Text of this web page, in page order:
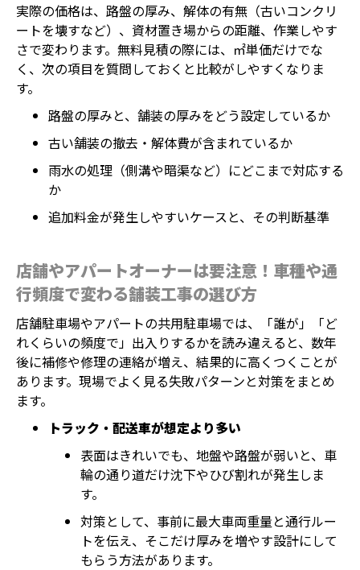
実際の価格は、路盤の厚み、解体の有無（古いコンクリ
ートを壊すなど）、資材置き場からの距離、作業しやす
さで変わります。無料見積の際には、㎡単価だけでな
く、次の項目を質問しておくと比較がしやすくなりま
す。
路盤の厚みと、舗装の厚みをどう設定しているか
古い舗装の撤去・解体費が含まれているか
雨水の処理（側溝や暗渠など）にどこまで対応する
か
追加料金が発生しやすいケースと、その判断基準
店舗やアパートオーナーは要注意！車種や通
行頻度で変わる舗装工事の選び方
店舗駐車場やアパートの共用駐車場では、「誰が」「ど
れくらいの頻度で」出入りするかを読み違えると、数年
後に補修や修理の連絡が増え、結果的に高くつくことが
あります。現場でよく見る失敗パターンと対策をまとめ
ます。
トラック・配送車が想定より多い
表面はきれいでも、地盤や路盤が弱いと、車
輪の通り道だけ沈下やひび割れが発生しま
す。
対策として、事前に最大車両重量と通行ルー
トを伝え、そこだけ厚みを増やす設計にして
もらう方法があります。